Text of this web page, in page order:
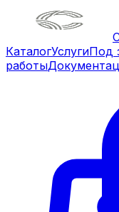
КаталогУслугиПод
работы